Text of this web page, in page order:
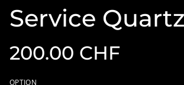
Service Quartz
200.00 CHF
OPTION